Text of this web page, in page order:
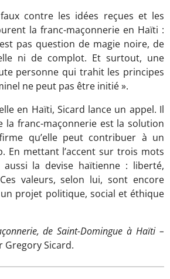
contre les idées reçues et les
la franc-maçonnerie en Haïti :
pas question de magie noire, de
ni de complot. Et surtout, une
personne qui trahit les principes
ne peut pas être initié ».
en Haïti, Sicard lance un appel. Il
la franc-maçonnerie est la solution
qu’elle peut contribuer à un
En mettant l’accent sur trois mots
la devise haïtienne : liberté,
valeurs, selon lui, sont encore
un projet politique, social et éthique
de Saint-Domingue à Haïti –
Gregory Sicard.